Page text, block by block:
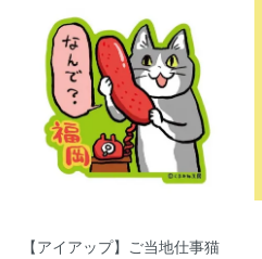
【アイアップ】ご当地仕事猫